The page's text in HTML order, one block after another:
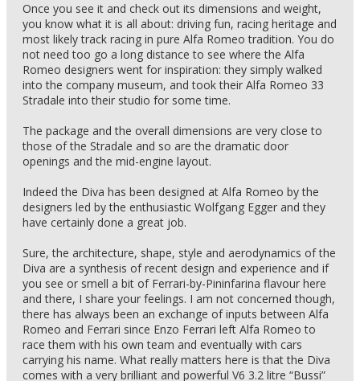
Once you see it and check out its dimensions and weight,
you know what it is all about: driving fun, racing heritage and
most likely track racing in pure Alfa Romeo tradition. You do
not need too go a long distance to see where the Alfa
Romeo designers went for inspiration: they simply walked
into the company museum, and took their Alfa Romeo 33
Stradale into their studio for some time.
The package and the overall dimensions are very close to
those of the Stradale and so are the dramatic door
openings and the mid-engine layout.
Indeed the Diva has been designed at Alfa Romeo by the
designers led by the enthusiastic Wolfgang Egger and they
have certainly done a great job.
Sure, the architecture, shape, style and aerodynamics of the
Diva are a synthesis of recent design and experience and if
you see or smell a bit of Ferrari-by-Pininfarina flavour here
and there, I share your feelings. I am not concerned though,
there has always been an exchange of inputs between Alfa
Romeo and Ferrari since Enzo Ferrari left Alfa Romeo to
race them with his own team and eventually with cars
carrying his name. What really matters here is that the Diva
comes with a very brilliant and powerful V6 3.2 litre “Bussi”